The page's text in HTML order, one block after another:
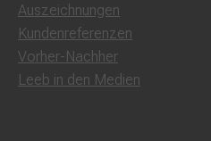
Auszeichnungen
Kundenreferenzen
Vorher-Nachher
Leeb in den Medien